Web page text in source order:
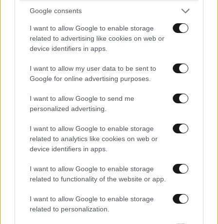
Google consents
I want to allow Google to enable storage
related to advertising like cookies on web or
device identifiers in apps.
I want to allow my user data to be sent to
Google for online advertising purposes.
I want to allow Google to send me
personalized advertising.
I want to allow Google to enable storage
related to analytics like cookies on web or
device identifiers in apps.
I want to allow Google to enable storage
related to functionality of the website or app.
I want to allow Google to enable storage
related to personalization.
07·08·2026 15:45
και τα χαμόγελα στην ΑΕΚ βλέποντας τους
ανταγωνιστές